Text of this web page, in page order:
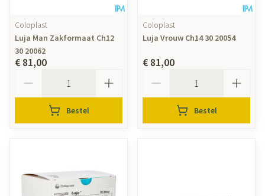
Coloplast
Luja Man Zakformaat Ch12
30 20062
€ 81,00
Bestel
Coloplast
Luja Vrouw Ch14 30 20054
€ 81,00
Bestel